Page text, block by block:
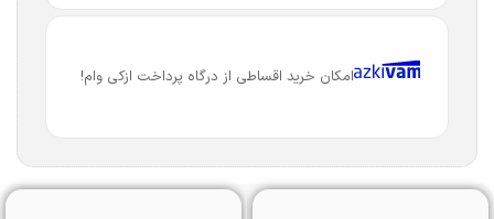
امکان خرید اقساطی از درگاه پرداخت ازکی وام!